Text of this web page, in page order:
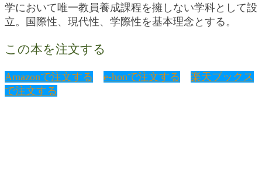
学において唯一教員養成課程を擁しない学科として設
立。国際性、現代性、学際性を基本理念とする。
この本を注文する
Amazonで注文する e-honで注文する
楽天ブックス
で注文する